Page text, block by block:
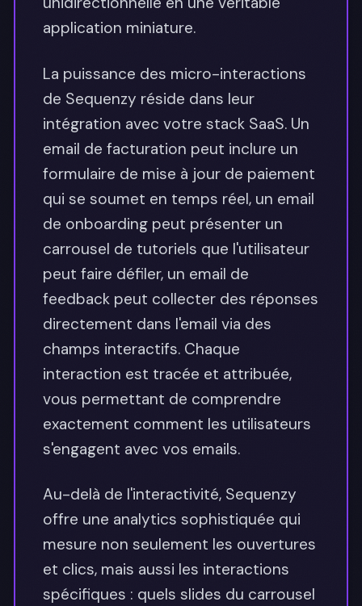
application miniature.
La puissance des micro-interactions
de Sequenzy réside dans leur
intégration avec votre stack SaaS. Un
email de facturation peut inclure un
formulaire de mise à jour de paiement
qui se soumet en temps réel, un email
de onboarding peut présenter un
carrousel de tutoriels que l'utilisateur
peut faire défiler, un email de
feedback peut collecter des réponses
directement dans l'email via des
champs interactifs. Chaque
interaction est tracée et attribuée,
vous permettant de comprendre
exactement comment les utilisateurs
s'engagent avec vos emails.
Au-delà de l'interactivité, Sequenzy
offre une analytics sophistiquée qui
mesure non seulement les ouvertures
et clics, mais aussi les interactions
spécifiques : quels slides du carrousel